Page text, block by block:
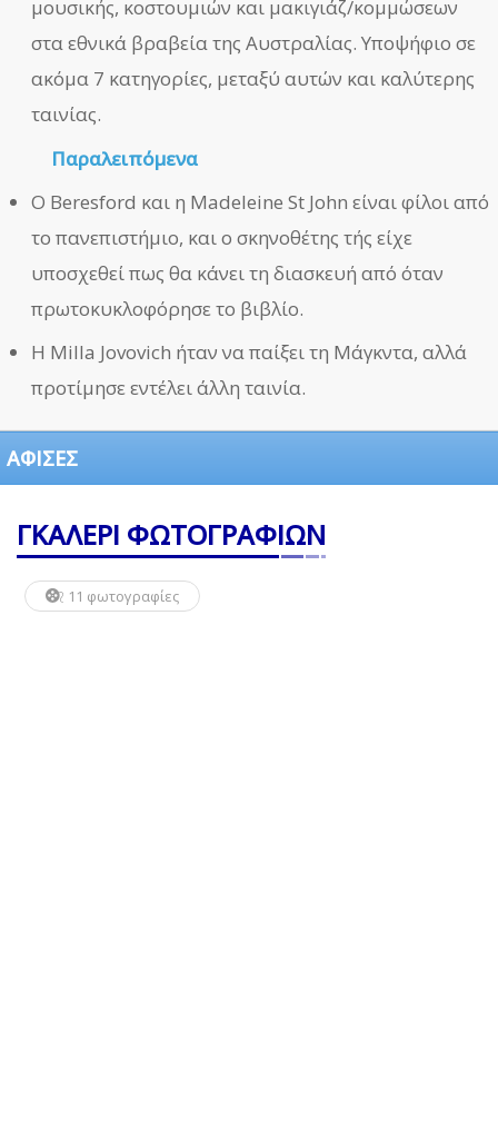
μουσικής, κοστουμιών και μακιγιάζ/κομμώσεων
στα εθνικά βραβεία της Αυστραλίας. Υποψήφιο σε
ακόμα 7 κατηγορίες, μεταξύ αυτών και καλύτερης
ταινίας.
Παραλειπόμενα
Ο Beresford και η Madeleine St John είναι φίλοι από
το πανεπιστήμιο, και ο σκηνοθέτης τής είχε
υποσχεθεί πως θα κάνει τη διασκευή από όταν
πρωτοκυκλοφόρησε το βιβλίο.
Η Milla Jovovich ήταν να παίξει τη Μάγκντα, αλλά
προτίμησε εντέλει άλλη ταινία.
ΑΦΙΣΕΣ
ΓΚΑΛΕΡΙ ΦΩΤΟΓΡΑΦΙΩΝ
11 φωτογραφίες